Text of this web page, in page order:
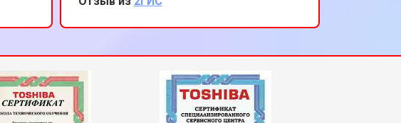
Благодарю за отличную работу!